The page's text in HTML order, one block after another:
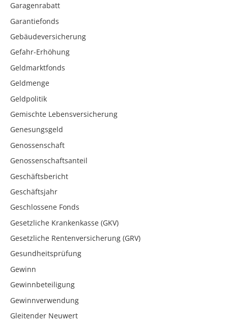
Garagenrabatt
Garantiefonds
Gebäudeversicherung
Gefahr-Erhöhung
Geldmarktfonds
Geldmenge
Geldpolitik
Gemischte Lebensversicherung
Genesungsgeld
Genossenschaft
Genossenschaftsanteil
Geschäftsbericht
Geschäftsjahr
Geschlossene Fonds
Gesetzliche Krankenkasse (GKV)
Gesetzliche Rentenversicherung (GRV)
Gesundheitsprüfung
Gewinn
Gewinnbeteiligung
Gewinnverwendung
Gleitender Neuwert